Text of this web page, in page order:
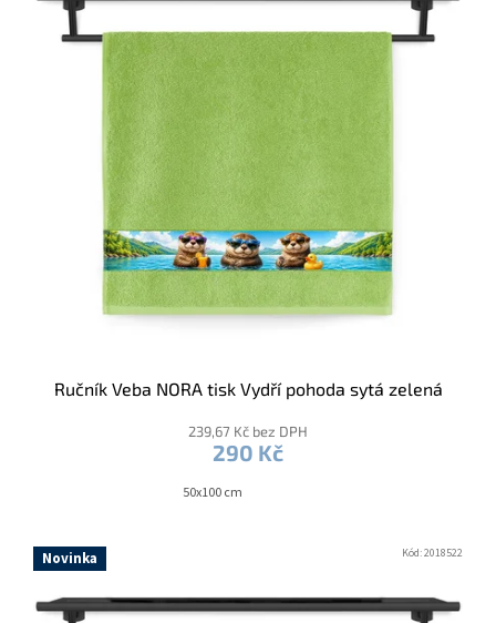
Ručník Veba NORA tisk Vydří pohoda sytá zelená
239,67 Kč bez DPH
290 Kč
50x100 cm
Novinka Kód:2018522